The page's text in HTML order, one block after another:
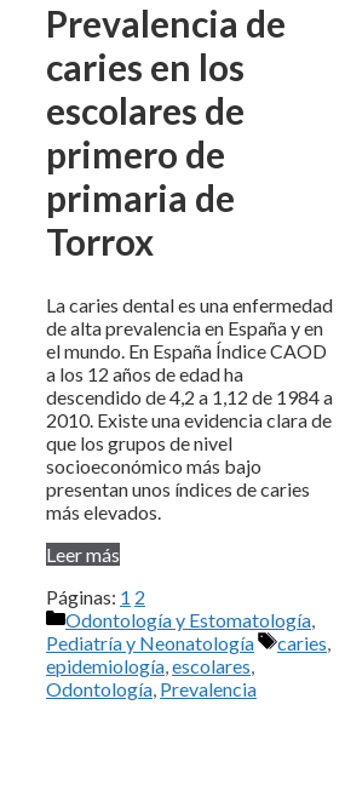
Prevalencia de
caries en los
escolares de
primero de
primaria de
Torrox
La caries dental es una enfermedad
de alta prevalencia en España y en
el mundo. En España Índice CAOD
a los 12 años de edad ha
descendido de 4,2 a 1,12 de 1984 a
2010. Existe una evidencia clara de
que los grupos de nivel
socioeconómico más bajo
presentan unos índices de caries
más elevados.
Leer más
Páginas: 1 2
Categorías
Odontología y Estomatología,
Pediatría y Neonatología
Etiquetas
caries,
epidemiología,escolares,
Odontología, Prevalencia